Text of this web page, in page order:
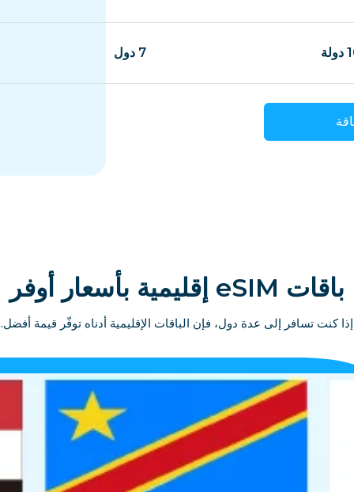
7 دول
باقات eSIM إقليمية بأسعار أوفر
إذا كنت تسافر إلى عدة دول، فإن الباقات الإقليمية أدناه توفّر قيمة أفضل.